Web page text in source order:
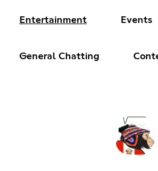
Entertainment Events
General Chatting